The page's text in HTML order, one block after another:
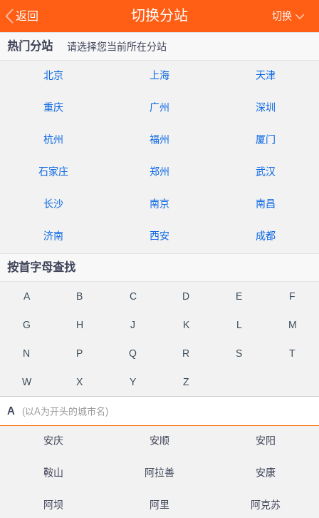
返回 切换
切换分站
热门分站 请选择您当前所在分站
北京 上海 天津
重庆 广州 深圳
杭州 福州 厦门
石家庄 郑州 武汉
长沙 南京 南昌
济南 西安 成都
按首字母查找
A B C D E F
G H J K L M
N P Q R S T
W X Y Z
A (以A为开头的城市名)
安庆 安顺 安阳
鞍山 阿拉善 安康
阿坝 阿里 阿克苏